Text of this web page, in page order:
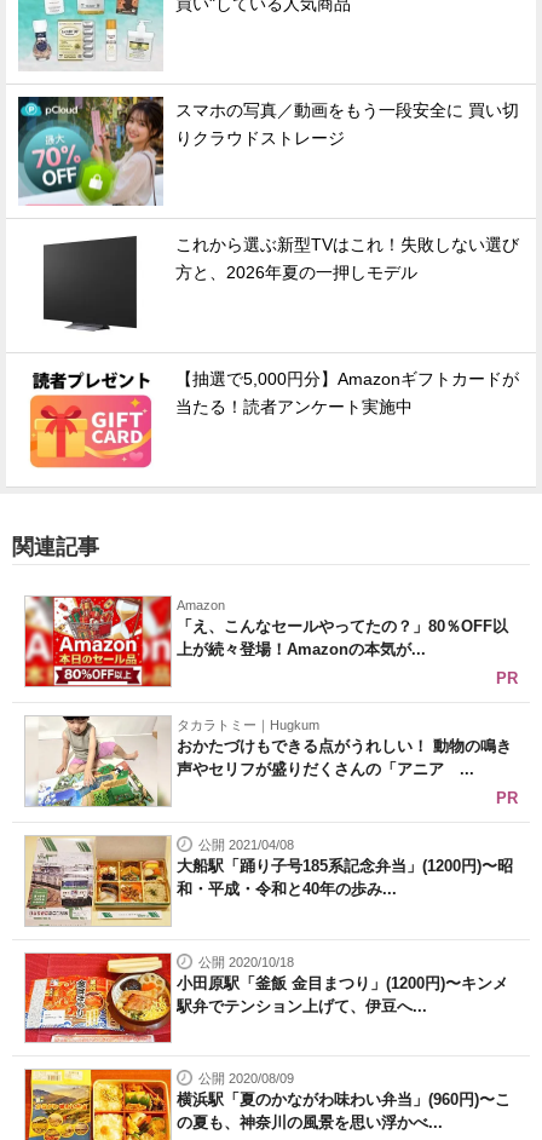
買い"している人気商品
スマホの写真／動画をもう一段安全に 買い切
りクラウドストレージ
これから選ぶ新型TVはこれ！失敗しない選び
方と、2026年夏の一押しモデル
【抽選で5,000円分】Amazonギフトカードが
当たる！読者アンケート実施中
関連記事
Amazon
「え、こんなセールやってたの？」80％OFF以
上が続々登場！Amazonの本気が...
PR
タカラトミー｜Hugkum
おかたづけもできる点がうれしい！ 動物の鳴き
声やセリフが盛りだくさんの「アニア ...
PR
公開 2021/04/08
大船駅「踊り子号185系記念弁当」(1200円)〜昭
和・平成・令和と40年の歩み...
公開 2020/10/18
小田原駅「釜飯 金目まつり」(1200円)〜キンメ
駅弁でテンション上げて、伊豆へ...
公開 2020/08/09
横浜駅「夏のかながわ味わい弁当」(960円)〜こ
の夏も、神奈川の風景を思い浮かべ...